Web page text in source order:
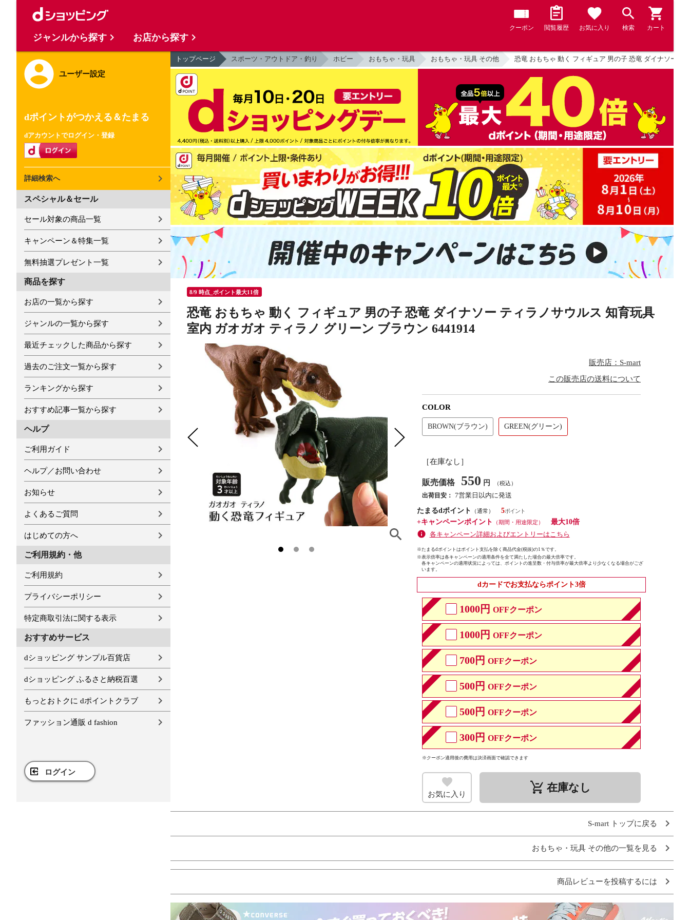
クーポン 閲覧履歴 お気に入り 検索 カート
ユーザー設定
dポイントがつかえる＆たまる
dアカウントでログイン・登録
詳細検索へ
スペシャル＆セール
セール対象の商品一覧
キャンペーン＆特集一覧
無料抽選プレゼント一覧
商品を探す
お店の一覧から探す
ジャンルの一覧から探す
最近チェックした商品から探す
過去のご注文一覧から探す
ランキングから探す
おすすめ記事一覧から探す
ヘルプ
ご利用ガイド
ヘルプ／お問い合わせ
お知らせ
よくあるご質問
はじめての方へ
ご利用規約・他
ご利用規約
プライバシーポリシー
特定商取引法に関する表示
おすすめサービス
dショッピング サンプル百貨店
dショッピング ふるさと納税百選
もっとおトクに dポイントクラブ
ファッション通販 d fashion
ログイン
トップページ スポーツ・アウトドア・釣り ホビー おもちゃ・玩具 おもちゃ・玩具 その他 恐竜 おもちゃ 動く フィギュア 男の子 恐竜 ダイナソー
8/9 時点_ポイント最大11倍
恐竜 おもちゃ 動く フィギュア 男の子 恐竜 ダイナソー ティラノサウルス 知育玩具
室内 ガオガオ ティラノ グリーン ブラウン 6441914
販売店：S-mart
この販売店の送料について
COLOR
BROWN(ブラウン) GREEN(グリーン)
［在庫なし］
販売価格 550 円 （税込）
出荷目安： 7営業日以内に発送
たまるdポイント
（通常）
5
+キャンペーンポイント
（期間・用途限定）
最大10倍
各キャンペーン詳細およびエントリーはこちら
※たまるdポイントはポイント支払を除く商品代金(税抜)の1％です。
※表示倍率は各キャンペーンの適用条件を全て満たした場合の最大倍率です。
各キャンペーンの適用状況によっては、ポイントの進呈数・付与倍率が最大倍率より少なくなる場合がござ
います。
dカードでお支払ならポイント3倍
1000円 OFFクーポン
1000円 OFFクーポン
700円 OFFクーポン
500円 OFFクーポン
500円 OFFクーポン
300円 OFFクーポン
※クーポン適用後の費用は決済画面で確認できます
お気に入り remove_shopping_cart 在庫なし
S-mart トップに戻る
おもちゃ・玩具 その他の一覧を見る
商品レビューを投稿するには
ジャンルから探す お店から探す